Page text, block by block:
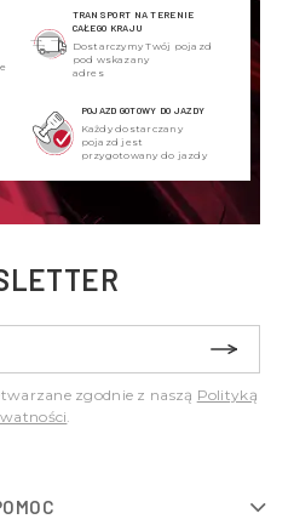
TRANSPORT NA TERENIE
CAŁEGO KRAJU
Dostarczymy Twój pojazd
pod wskazany
adres
POJAZD GOTOWY DO JAZDY
Każdy dostarczany
pojazd jest
przygotowany do jazdy
zgodnie z naszą Polityką